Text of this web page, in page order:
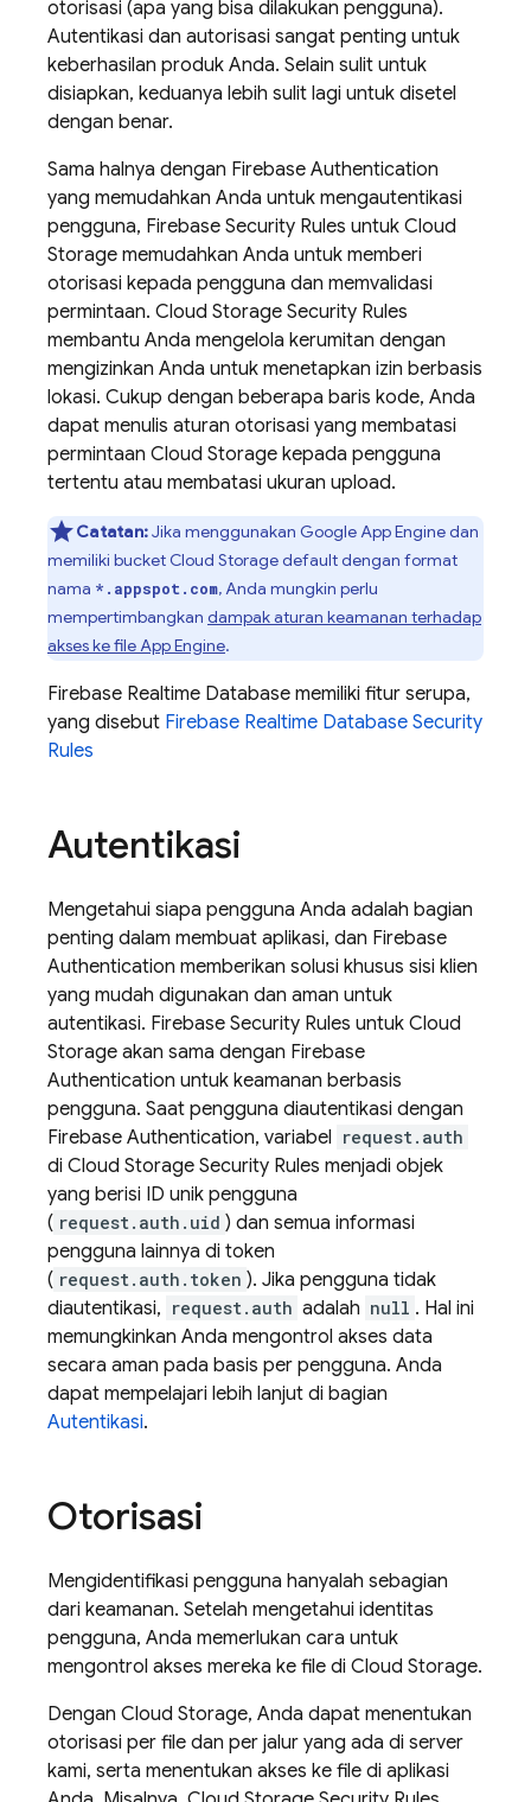
otorisasi (apa yang bisa dilakukan pengguna).
Autentikasi dan autorisasi sangat penting untuk
keberhasilan produk Anda. Selain sulit untuk
disiapkan, keduanya lebih sulit lagi untuk disetel
dengan benar.
Sama halnya dengan Firebase Authentication
yang memudahkan Anda untuk mengautentikasi
pengguna, Firebase Security Rules untuk Cloud
Storage memudahkan Anda untuk memberi
otorisasi kepada pengguna dan memvalidasi
permintaan. Cloud Storage Security Rules
membantu Anda mengelola kerumitan dengan
mengizinkan Anda untuk menetapkan izin berbasis
lokasi. Cukup dengan beberapa baris kode, Anda
dapat menulis aturan otorisasi yang membatasi
permintaan Cloud Storage kepada pengguna
tertentu atau membatasi ukuran upload.
Catatan:Jika menggunakan GoogleApp Enginedan
memiliki bucket Cloud Storagedefault dengan format
nama *.appspot.com, Anda mungkin perlu
mempertimbangkan dampak aturan keamanan terhadap
akses ke fileApp Engine.
Firebase Realtime Database memiliki fitur serupa,
yang disebut Firebase Realtime Database Security
Rules
Autentikasi
Mengetahui siapa pengguna Anda adalah bagian
penting dalam membuat aplikasi, dan Firebase
Authentication memberikan solusi khusus sisi klien
yang mudah digunakan dan aman untuk
autentikasi. Firebase Security Rules untuk Cloud
Storage akan sama dengan Firebase
Authentication untuk keamanan berbasis
pengguna. Saat pengguna diautentikasi dengan
Firebase Authentication, variabel request.auth
di Cloud Storage Security Rules menjadi objek
yang berisi ID unik pengguna
( request.auth.uid ) dan semua informasi
pengguna lainnya di token
( request.auth.token ). Jika pengguna tidak
diautentikasi, request.auth adalah null . Hal ini
memungkinkan Anda mengontrol akses data
secara aman pada basis per pengguna. Anda
dapat mempelajari lebih lanjut di bagian
Autentikasi.
Otorisasi
Mengidentifikasi pengguna hanyalah sebagian
dari keamanan. Setelah mengetahui identitas
pengguna, Anda memerlukan cara untuk
mengontrol akses mereka ke file di Cloud Storage.
Dengan Cloud Storage, Anda dapat menentukan
otorisasi per file dan per jalur yang ada di server
kami, serta menentukan akses ke file di aplikasi